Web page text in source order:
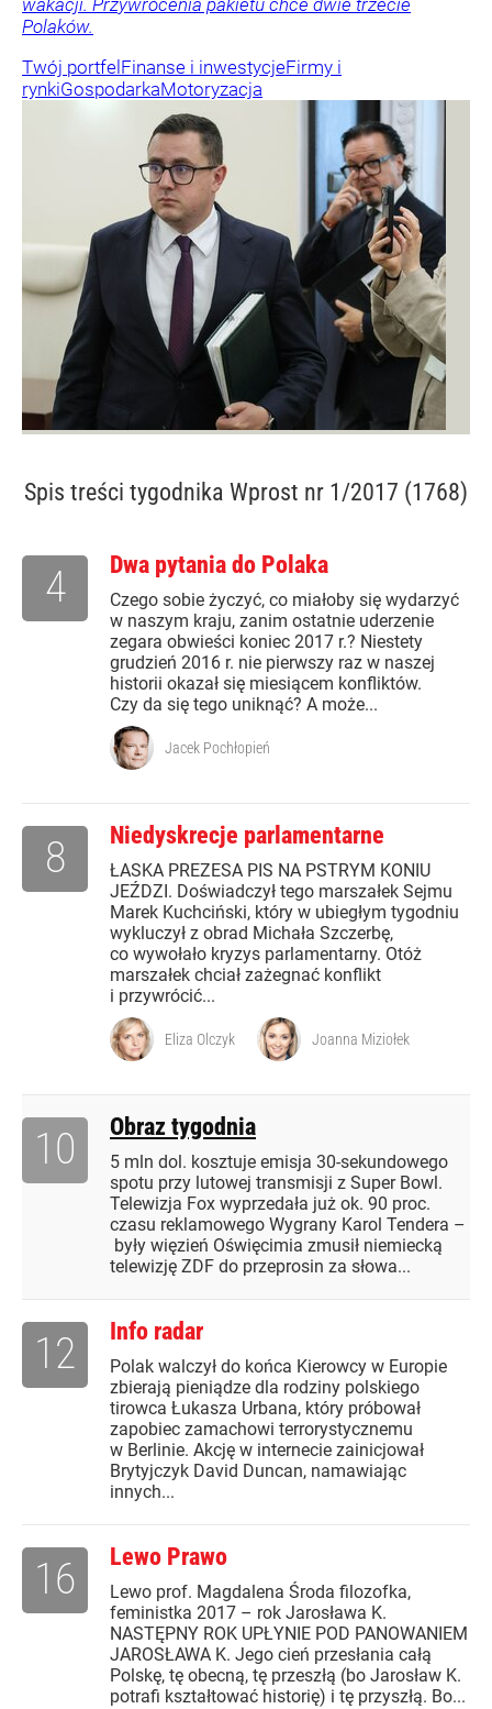
wakacji. Przywrócenia pakietu chce dwie trzecie
Polaków.
Twój portfel Finanse i inwestycjeFirmy i
rynkiGospodarkaMotoryzacja
Spis treści tygodnika Wprost nr 1/2017 (1768)
Dwa pytania do Polaka
Czego sobie życzyć, co miałoby się wydarzyć
w naszym kraju, zanim ostatnie uderzenie
zegara obwieści koniec 2017 r.? Niestety
grudzień 2016 r. nie pierwszy raz w naszej
historii okazał się miesiącem konfliktów.
Czy da się tego uniknąć? A może...
4
Jacek Pochłopień
Niedyskrecje parlamentarne
ŁASKA PREZESA PIS NA PSTRYM KONIU
JEŹDZI. Doświadczył tego marszałek Sejmu
Marek Kuchciński, który w ubiegłym tygodniu
wykluczył z obrad Michała Szczerbę,
co wywołało kryzys parlamentarny. Otóż
marszałek chciał zażegnać konflikt
i przywrócić...
8
Eliza Olczyk Joanna Miziołek
Obraz tygodnia
5 mln dol. kosztuje emisja 30-sekundowego
spotu przy lutowej transmisji z Super Bowl.
Telewizja Fox wyprzedała już ok. 90 proc.
czasu reklamowego Wygrany Karol Tendera –
były więzień Oświęcimia zmusił niemiecką
telewizję ZDF do przeprosin za słowa...
10
Info radar
Polak walczył do końca Kierowcy w Europie
zbierają pieniądze dla rodziny polskiego
tirowca Łukasza Urbana, który próbował
zapobiec zamachowi terrorystycznemu
w Berlinie. Akcję w internecie zainicjował
Brytyjczyk David Duncan, namawiając
innych...
12
Lewo Prawo
Lewo prof. Magdalena Środa filozofka,
feministka 2017 – rok Jarosława K.
NASTĘPNY ROK UPŁYNIE POD PANOWANIEM
JAROSŁAWA K. Jego cień przesłania całą
Polskę, tę obecną, tę przeszłą (bo Jarosław K.
potrafi kształtować historię) i tę przyszłą. Bo...
16